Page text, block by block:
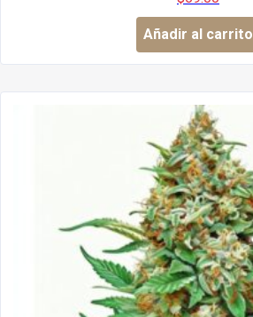
Añadir al carrito